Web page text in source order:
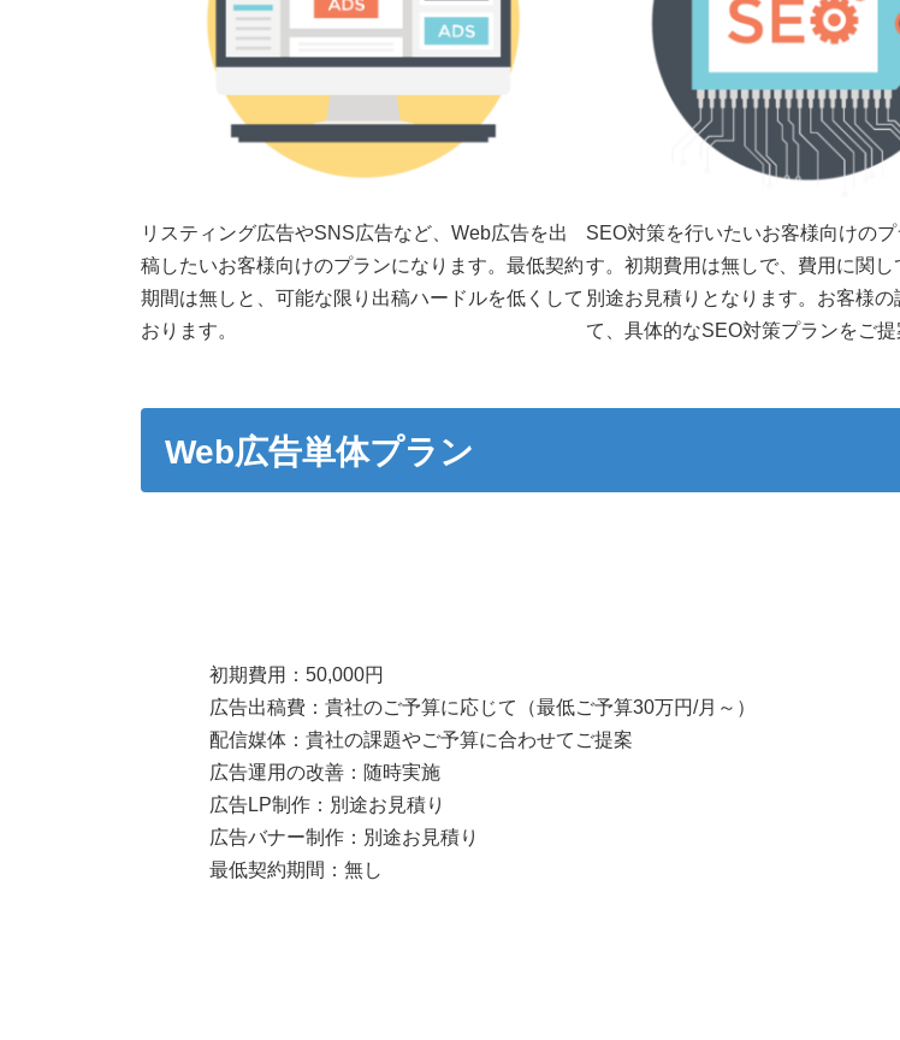
リスティング広告やSNS広告など、Web広告を出
稿したいお客様向けのプランになります。最低契約
期間は無しと、可能な限り出稿ハードルを低くして
おります。
SEO対策を行いたいお客様向けのプ
す。初期費用は無しで、費用に関
別途お見積りとなります。お客様
て、具体的なSEO対策プランをご提
Web広告単体プラン
初期費用：50,000円
広告出稿費：貴社のご予算に応じて（最低ご予算30万円/月～）
配信媒体：貴社の課題やご予算に合わせてご提案
広告運用の改善：随時実施
広告LP制作：別途お見積り
広告バナー制作：別途お見積り
最低契約期間：無し